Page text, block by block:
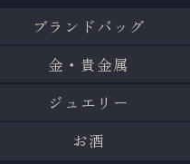
ブランドバッグ
金・貴金属
ジュエリー
お酒